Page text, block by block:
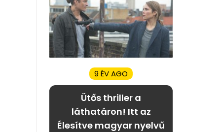
9 ÉV AGO
Ütős thriller a
láthatáron! Itt az
Élesítve magyar nyelvű